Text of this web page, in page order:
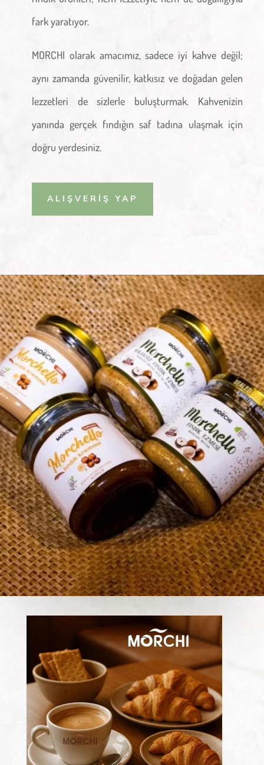
fark yaratıyor.
MORCHI olarak amacımız, sadece iyi kahve değil;
aynı zamanda güvenilir, katkısız ve doğadan gelen
lezzetleri de sizlerle buluşturmak. Kahvenizin
yanında gerçek fındığın saf tadına ulaşmak için
doğru yerdesiniz.
ALIŞVERİŞ YAP